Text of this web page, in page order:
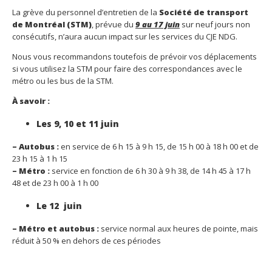
La grève du personnel d’entretien de la Société de transport
de Montréal (STM), prévue du 9 au 17 juin sur neuf jours non
consécutifs, n’aura aucun impact sur les services du CJE NDG.
Nous vous recommandons toutefois de prévoir vos déplacements
si vous utilisez la STM pour faire des correspondances avec le
métro ou les bus de la STM.
À savoir :
Les 9, 10 et 11 juin
– Autobus :en service de 6 h 15 à 9 h 15, de 15 h 00 à 18 h 00 et de
23 h 15 à 1 h 15
– Métro : service en fonction de 6 h 30 à 9 h 38, de 14 h 45 à 17 h
48 et de 23 h 00 à 1 h 00
Le 12 juin
– Métro et autobus : service normal aux heures de pointe, mais
réduit à 50 % en dehors de ces périodes